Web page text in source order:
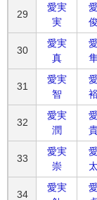
29
愛実
実
30
愛実
真
31
愛実
智
32
愛実
潤
33
愛実
崇
34
愛実